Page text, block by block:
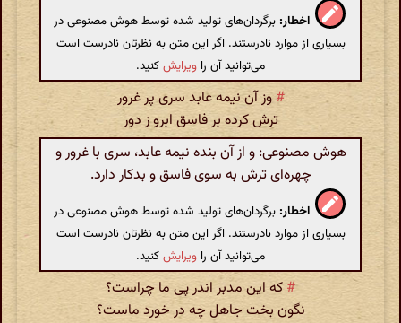
اخطار: برگردان‌های تولید شده توسط هوش مصنوعی در
بسیاری از موارد نادرستند. اگر این متن به نظرتان نادرست است
می‌توانید آن را ویرایشکنید.
#وز آن نیمه عابد سری پر غرور
ترش کرده بر فاسق ابرو ز دور
هوش مصنوعی: و از آن بنده نیمه عابد، سری با غرور و
چهره‌ای ترش به سوی فاسق و بدکار دارد.
اخطار: برگردان‌های تولید شده توسط هوش مصنوعی در
بسیاری از موارد نادرستند. اگر این متن به نظرتان نادرست است
می‌توانید آن را ویرایشکنید.
# که این مدبر اندر پی ما چراست؟
نگون بخت جاهل چه در خورد ماست؟